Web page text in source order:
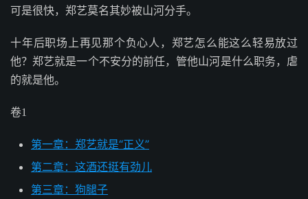
可是很快，郑艺莫名其妙被山河分手。
十年后职场上再见那个负心人，郑艺怎么能这么轻易放过
他？郑艺就是一个不安分的前任，管他山河是什么职务，虐
的就是他。
卷1
第一章：郑艺就是“正义”
第二章：这酒还挺有劲儿
第三章：狗腿子